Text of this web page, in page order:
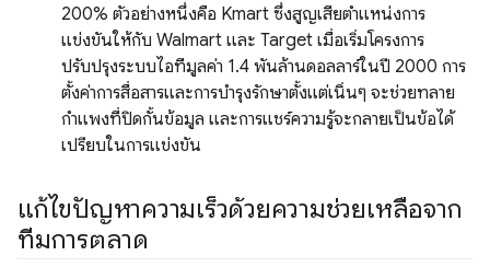
200% ตัวอย่างหนึ่งคือ Kmart ซึ่งสูญเสียตำแหน่งการ
แข่งขันให้กับ Walmart และ Target เมื่อเริ่มโครงการ
ปรับปรุงระบบไอทีมูลค่า 1.4 พันล้านดอลลาร์ในปี 2000 การ
ตั้งค่าการสื่อสารและการบำรุงรักษาตั้งแต่เนิ่นๆ จะช่วยทลาย
กำแพงที่ปิดกั้นข้อมูล และการแชร์ความรู้จะกลายเป็นข้อได้
เปรียบในการแข่งขัน
แก้ไขปัญหาความเร็วด้วยความช่วยเหลือจาก
ทีมการตลาด